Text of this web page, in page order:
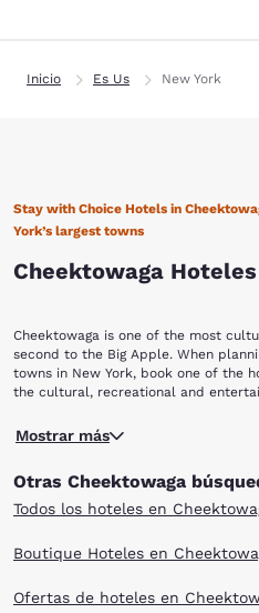
Inicio Es Us New York
Stay with Choice Hotels in
York’s largest towns
Cheektowaga Hoteles
Cheektowaga is one of the most
second to the Big Apple. When
towns in New York, book one of the
the cultural, recreational and
hop on a train to the nearest
The city’s name, Cheektowaga, is
word meaning, “land of the
farming community turned into a
now has a number of outlets and
more your style, Cheektowaga has
Center is a unique 292-acre
Mostrar más
Otras Cheektowaga
Todos los hoteles en
Boutique Hoteles en
Ofertas de hoteles en